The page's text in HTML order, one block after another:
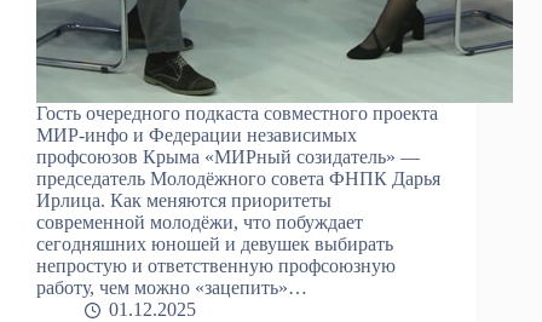
Гость очередного подкаста совместного проекта
МИР-инфо и Федерации независимых
профсоюзов Крыма «МИРный созидатель» —
председатель Молодёжного совета ФНПК Дарья
Ирлица. Как меняются приоритеты
современной молодёжи, что побуждает
сегодняшних юношей и девушек выбирать
непростую и ответственную профсоюзную
работу, чем можно «зацепить»…
01.12.2025